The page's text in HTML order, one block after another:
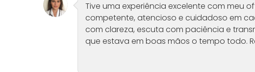
Tive uma experiência excelente com meu
competente, atencioso e cuidadoso em
com clareza, escuta com paciência e
que estava em boas mãos o tempo todo.